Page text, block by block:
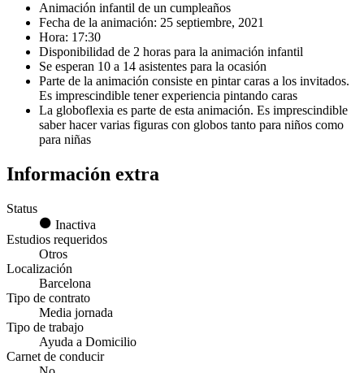
Animación infantil de un cumpleaños
Fecha de la animación: 25 septiembre, 2021
Hora: 17:30
Disponibilidad de 2 horas para la animación infantil
Se esperan 10 a 14 asistentes para la ocasión
Parte de la animación consiste en pintar caras a los invitados.
Es imprescindible tener experiencia pintando caras
La globoflexia es parte de esta animación. Es imprescindible
saber hacer varias figuras con globos tanto para niños como
para niñas
Información extra
Status
Inactiva
Estudios requeridos
Otros
Localización
Barcelona
Tipo de contrato
Media jornada
Tipo de trabajo
Ayuda a Domicilio
Carnet de conducir